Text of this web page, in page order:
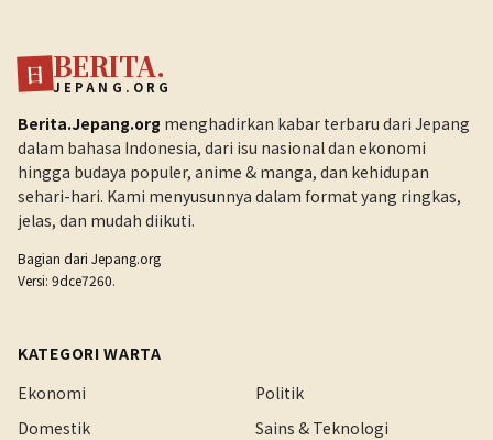
日 BERITA.
JEPANG.ORG
Berita.Jepang.org menghadirkan kabar terbaru dari Jepang
dalam bahasa Indonesia, dari isu nasional dan ekonomi
hingga budaya populer, anime & manga, dan kehidupan
sehari-hari. Kami menyusunnya dalam format yang ringkas,
jelas, dan mudah diikuti.
Bagian dari Jepang.org
Versi: 9dce7260.
KATEGORI WARTA
Ekonomi
Politik
Domestik
Sains & Teknologi